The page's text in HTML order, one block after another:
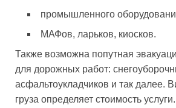
промышленного
МАФов, ларьков, киосков.
Также возможна попутная
для дорожных работ:
асфальтоукладчиков и так далее.
груза определяет стоимость услуги.